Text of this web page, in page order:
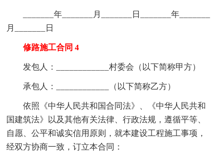
_______年_______月_______日_______年_______
月_______日
修路施工合同 4
发包人：____________村委会（以下简称甲方）
承包人：____________（以下简称乙方）
依照《中华人民共和国合同法》、《中华人民共和
国建筑法》以及其他有关法律、行政法规，遵循平等、
自愿、公平和诚实信用原则，就本建设工程施工事项，
经双方协商一致，订立本合同：